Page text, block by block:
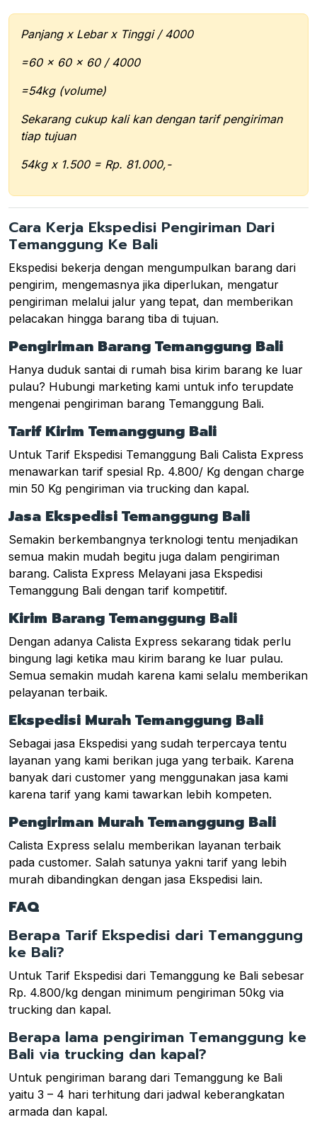
Panjang x Lebar x Tinggi / 4000
=60 x 60 x 60 / 4000
=54kg (volume)
Sekarang cukup kali kan dengan tarif pengiriman
tiap tujuan
54kg x 1.500 = Rp. 81.000,-
Cara Kerja Ekspedisi Pengiriman Dari
Temanggung Ke Bali
Ekspedisi bekerja dengan mengumpulkan barang dari
pengirim, mengemasnya jika diperlukan, mengatur
pengiriman melalui jalur yang tepat, dan memberikan
pelacakan hingga barang tiba di tujuan.
Pengiriman Barang Temanggung Bali
Hanya duduk santai di rumah bisa kirim barang ke luar
pulau? Hubungi marketing kami untuk info terupdate
mengenai pengiriman barang Temanggung Bali.
Tarif Kirim Temanggung Bali
Untuk Tarif Ekspedisi Temanggung Bali Calista Express
menawarkan tarif spesial Rp. 4.800/ Kg dengan charge
min 50 Kg pengiriman via trucking dan kapal.
Jasa Ekspedisi Temanggung Bali
Semakin berkembangnya terknologi tentu menjadikan
semua makin mudah begitu juga dalam pengiriman
barang. Calista Express Melayani jasa Ekspedisi
Temanggung Bali dengan tarif kompetitif.
Kirim Barang Temanggung Bali
Dengan adanya Calista Express sekarang tidak perlu
bingung lagi ketika mau kirim barang ke luar pulau.
Semua semakin mudah karena kami selalu memberikan
pelayanan terbaik.
Ekspedisi Murah Temanggung Bali
Sebagai jasa Ekspedisi yang sudah terpercaya tentu
layanan yang kami berikan juga yang terbaik. Karena
banyak dari customer yang menggunakan jasa kami
karena tarif yang kami tawarkan lebih kompeten.
Pengiriman Murah Temanggung Bali
Calista Express selalu memberikan layanan terbaik
pada customer. Salah satunya yakni tarif yang lebih
murah dibandingkan dengan jasa Ekspedisi lain.
FAQ
Berapa Tarif Ekspedisi dari Temanggung
ke Bali?
Untuk Tarif Ekspedisi dari Temanggung ke Bali sebesar
Rp. 4.800/kg dengan minimum pengiriman 50kg via
trucking dan kapal.
Berapa lama pengiriman Temanggung ke
Bali via trucking dan kapal?
Untuk pengiriman barang dari Temanggung ke Bali
yaitu 3 – 4 hari terhitung dari jadwal keberangkatan
armada dan kapal.